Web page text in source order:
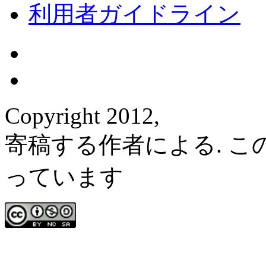
利用者ガイドライン
Copyright 2012,
寄稿する作者による. こ
っています